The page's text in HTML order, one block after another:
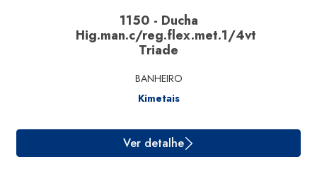
1150 - Ducha
Hig.man.c/reg.flex.met.1/4vt
Triade
BANHEIRO
Kimetais